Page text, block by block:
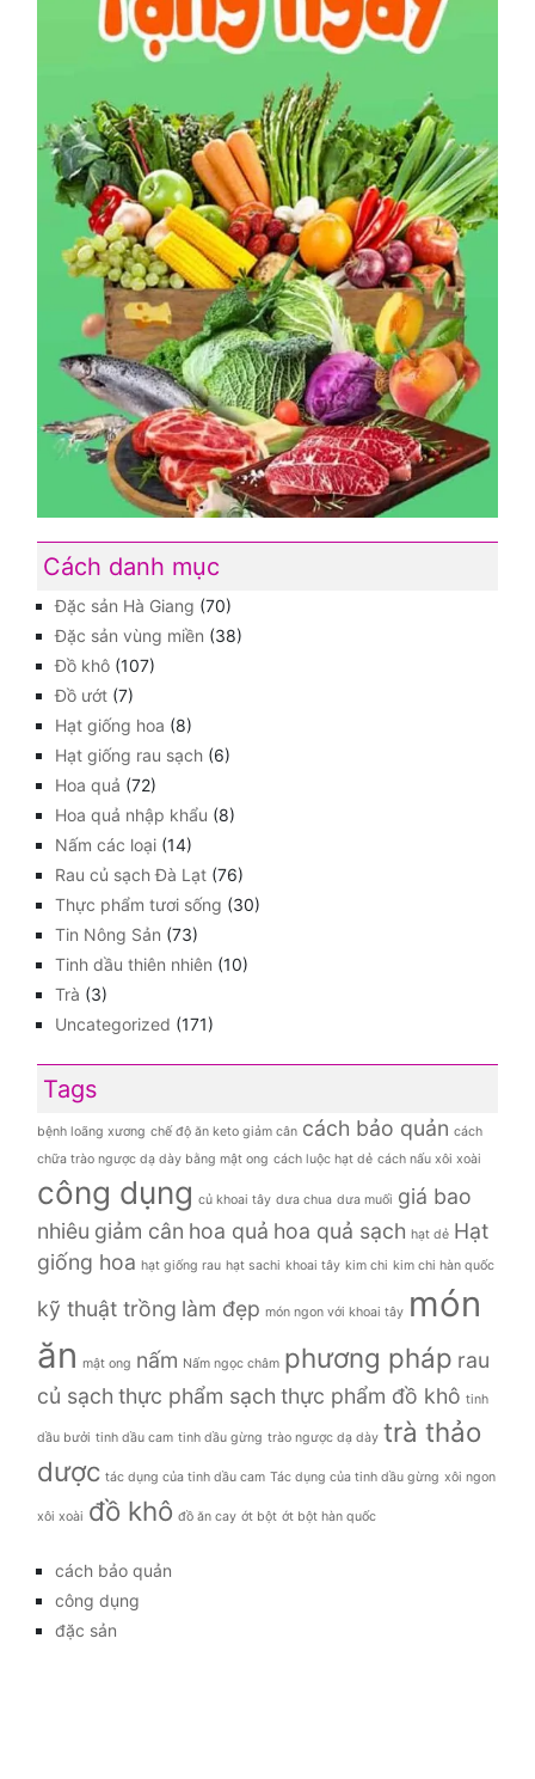
Cách danh mục
Đặc sản Hà Giang (70)
Đặc sản vùng miền (38)
Đồ khô (107)
Đồ ướt (7)
Hạt giống hoa (8)
Hạt giống rau sạch (6)
Hoa quả (72)
Hoa quả nhập khẩu (8)
Nấm các loại (14)
Rau củ sạch Đà Lạt (76)
Thực phẩm tươi sống (30)
Tin Nông Sản (73)
Tinh dầu thiên nhiên (10)
Trà (3)
Uncategorized (171)
Tags
bệnh loãng xương chế độ ăn keto giảm cân cách bảo quản cách
chữa trào ngược dạ dày bằng mật ong cách luộc hạt dẻ cách nấu xôi xoài
công dụng củ khoai tây dưa chua dưa muối giá bao
nhiêu giảm cân hoa quả hoa quả sạch hạt dẻ Hạt
giống hoa hạt giống rau hạt sachi khoai tây kim chi kim chi hàn quốc
kỹ thuật trồng làm đẹp món ngon với khoai tây món
ăn mật ong nấm Nấm ngọc châm phương pháp rau
củ sạch thực phẩm sạch thực phẩm đồ khô tinh
dầu bưởi tinh dầu cam tinh dầu gừng trào ngược dạ dày trà thảo
dược tác dụng của tinh dầu cam Tác dụng của tinh dầu gừng xôi ngon
xôi xoài đồ khô đồ ăn cay ớt bột ớt bột hàn quốc
cách bảo quản
công dụng
đặc sản